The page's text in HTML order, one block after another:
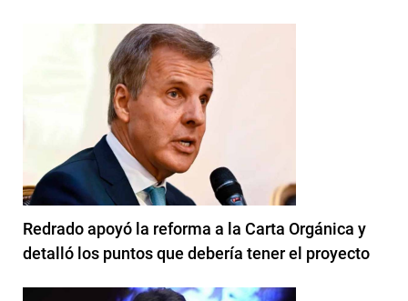
Redrado apoyó la reforma a la Carta Orgánica y
detalló los puntos que debería tener el proyecto